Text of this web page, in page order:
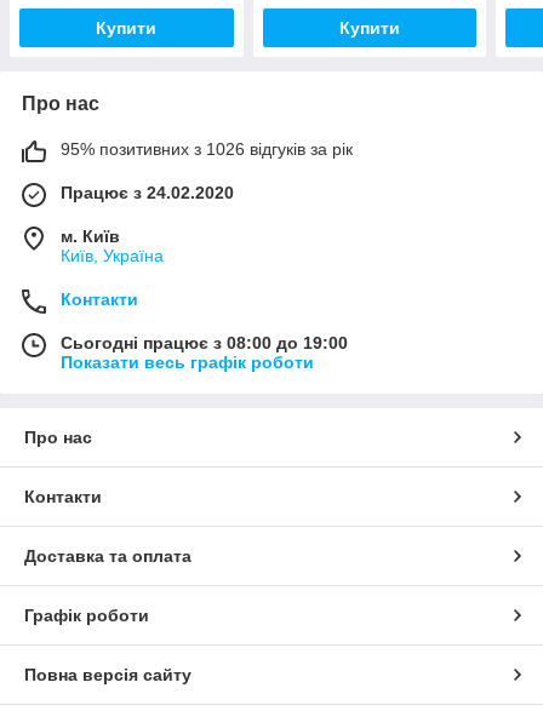
Купити Купити
Про нас
95% позитивних з 1026 відгуків за рік
Працює з 24.02.2020
м. Київ
Київ, Україна
Контакти
Сьогодні працює з 08:00 до 19:00
Показати весь графік роботи
Про нас
Контакти
Доставка та оплата
Графік роботи
Повна версія сайту